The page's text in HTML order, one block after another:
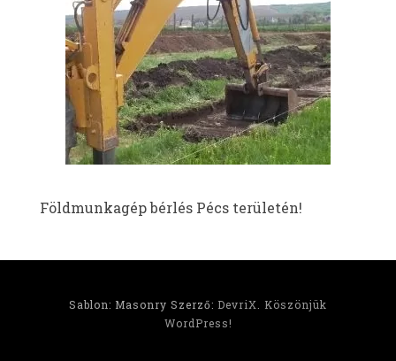
Földmunkagép bérlés Pécs területén!
Sablon: Masonry Szerző: DevriX
Köszönjük
WordPress!